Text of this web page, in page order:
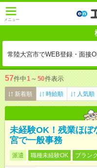
メニュー
常陸大宮市でWEB登録・面接
57件中1 ～ 50件表示
新着順 時給順 人気順
未経験OK！残業ほ
宮で一般事務
派遣 職種未経験OK ブラン